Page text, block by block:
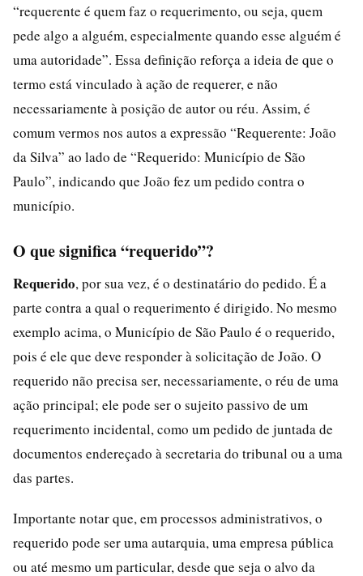
“requerente é quem faz o requerimento, ou seja, quem
pede algo a alguém, especialmente quando esse alguém é
uma autoridade”. Essa definição reforça a ideia de que o
termo está vinculado à ação de requerer, e não
necessariamente à posição de autor ou réu. Assim, é
comum vermos nos autos a expressão “Requerente: João
da Silva” ao lado de “Requerido: Município de São
Paulo”, indicando que João fez um pedido contra o
município.
O que significa “requerido”?
Requerido, por sua vez, é o destinatário do pedido. É a
parte contra a qual o requerimento é dirigido. No mesmo
exemplo acima, o Município de São Paulo é o requerido,
pois é ele que deve responder à solicitação de João. O
requerido não precisa ser, necessariamente, o réu de uma
ação principal; ele pode ser o sujeito passivo de um
requerimento incidental, como um pedido de juntada de
documentos endereçado à secretaria do tribunal ou a uma
das partes.
Importante notar que, em processos administrativos, o
requerido pode ser uma autarquia, uma empresa pública
ou até mesmo um particular, desde que seja o alvo da